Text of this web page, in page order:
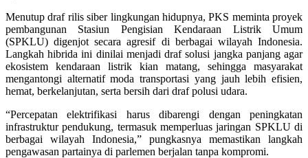
Menutup draf rilis siber lingkungan hidupnya, PKS meminta proyek
pembangunan Stasiun Pengisian Kendaraan Listrik Umum
(SPKLU) digenjot secara agresif di berbagai wilayah Indonesia.
Langkah hibrida ini dinilai menjadi draf solusi jangka panjang agar
ekosistem kendaraan listrik kian matang, sehingga masyarakat
mengantongi alternatif moda transportasi yang jauh lebih efisien,
hemat, berkelanjutan, serta bersih dari draf polusi udara.
“Percepatan elektrifikasi harus dibarengi dengan peningkatan
infrastruktur pendukung, termasuk memperluas jaringan SPKLU di
berbagai wilayah Indonesia,” pungkasnya memastikan langkah
pengawasan partainya di parlemen berjalan tanpa kompromi.